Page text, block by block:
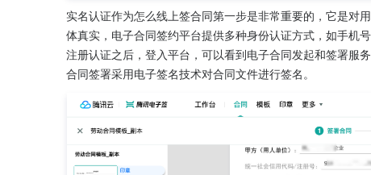
实名认证作为怎么线上签合同第一步是非常重要的，它是对
体真实，电子合同签约平台提供多种身份认证方式，如手机
注册认证之后，登入平台，可以看到电子合同发起和签署服
合同签署采用电子签名技术对合同文件进行签名。